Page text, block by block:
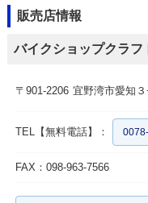
販売店情報
バイクショップクラフ
〒901-2206 宜野湾市愛知
TEL【無料電話】：
FAX：098-963-7566